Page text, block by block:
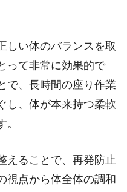
しい体のバランスを取
って非常に効果的で
で、長時間の座り作業
し、体が本来持つ柔軟
えることで、再発防止
視点から体全体の調和